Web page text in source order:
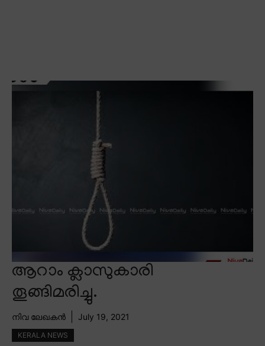
ആറാം ക്ലാസുകാരി
തൂങ്ങിമരിച്ചു.
നിവ ലേഖകൻ July 19, 2021
KERALA NEWS